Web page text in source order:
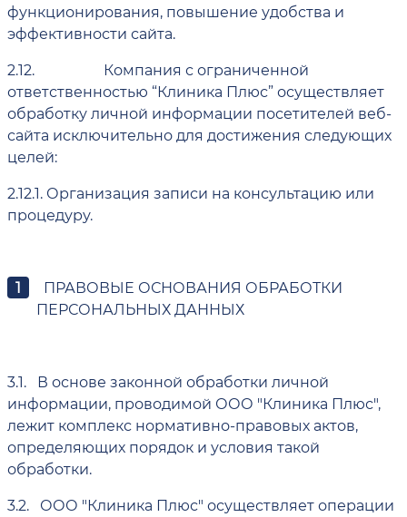
функционирования, повышение удобства и
эффективности сайта.
2.12.
Компания с ограниченной
ответственностью “Клиника Плюс” осуществляет
обработку личной информации посетителей веб-
сайта исключительно для достижения следующих
целей:
2.12.1. Организация записи на консультацию или
процедуру.
ПРАВОВЫЕ ОСНОВАНИЯ ОБРАБОТКИ
ПЕРСОНАЛЬНЫХ ДАННЫХ
3.1.
В основе законной обработки личной
информации, проводимой ООО "Клиника Плюс",
лежит комплекс нормативно-правовых актов,
определяющих порядок и условия такой
обработки.
3.2.
ООО "Клиника Плюс" осуществляет операции